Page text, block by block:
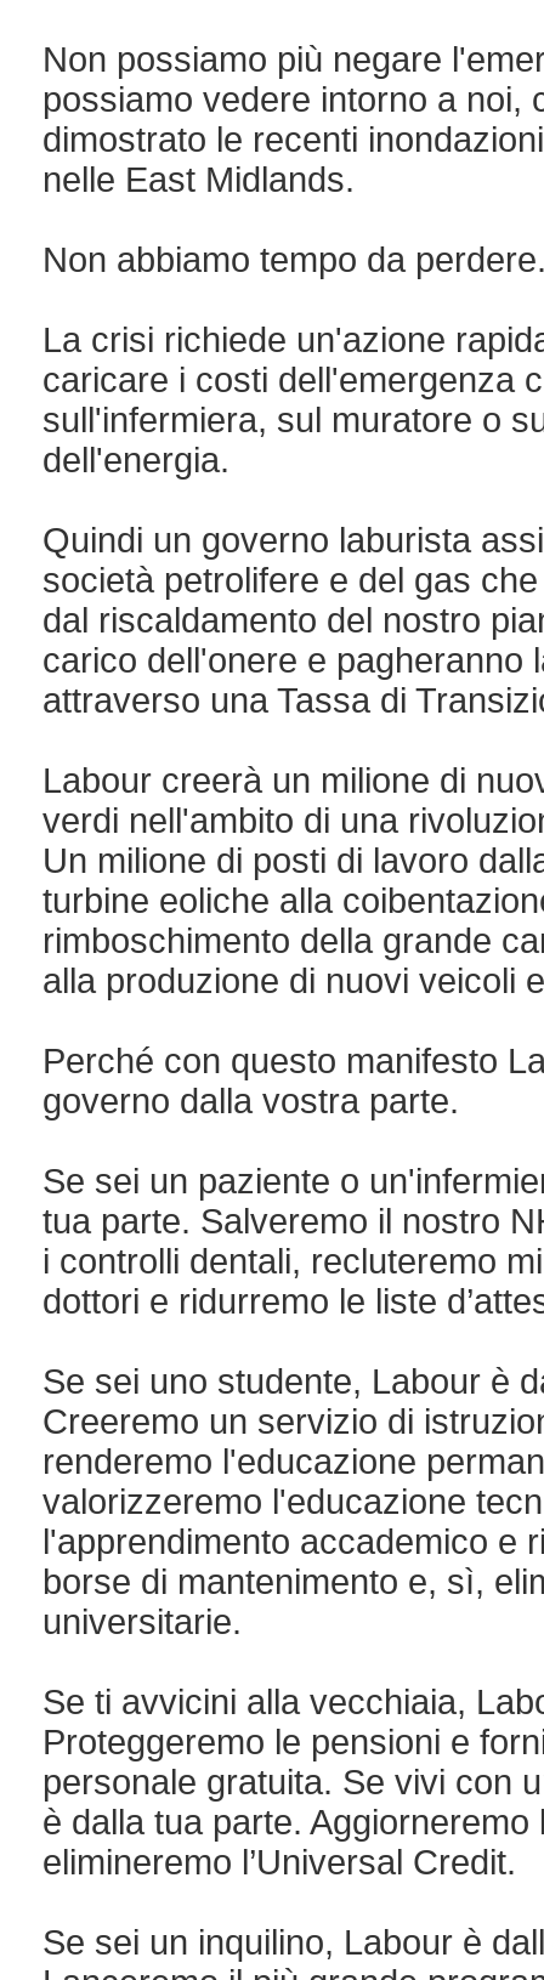
Non possiamo più negare
possiamo vedere intorno a noi,
dimostrato le recenti
nelle East Midlands.
Non abbiamo tempo da
La crisi richiede un'azione
caricare i costi dell'emergenza
sull'infermiera, sul muratore o
dell'energia.
Quindi un governo laburista
società petrolifere e del gas
dal riscaldamento del nostro
carico dell'onere e pagheranno
attraverso una Tassa di
Labour creerà un milione di
verdi nell'ambito di una
Un milione di posti di lavoro
turbine eoliche alla
rimboschimento della grande
alla produzione di nuovi veicoli
Perché con questo manifesto
governo dalla vostra parte.
Se sei un paziente o
tua parte. Salveremo il nostro
i controlli dentali, recluteremo
dottori e ridurremo le liste
Se sei uno studente, Labour è
Creeremo un servizio di
renderemo l'educazione
valorizzeremo l'educazione
l'apprendimento accademico e
borse di mantenimento e, sì,
universitarie.
Se ti avvicini alla vecchiaia,
Proteggeremo le pensioni e
personale gratuita. Se vivi con
è dalla tua parte. Aggiorneremo
elimineremo l’Universal Credit.
Se sei un inquilino, Labour è